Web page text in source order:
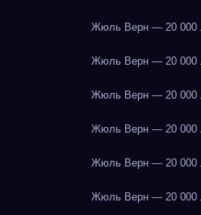
Жюль Верн — 20 000
Жюль Верн — 20 000
Жюль Верн — 20 000
Жюль Верн — 20 000
Жюль Верн — 20 000
Жюль Верн — 20 000